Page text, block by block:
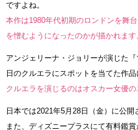
ですよね。
本作は1980年代初期のロンドンを舞
を憎むようになったのかが描かれます
アンジェリーナ・ジョリーが演じた
日のクルエラにスポットを当てた作品
クルエラを演じるのはオスカー女優の
日本では2021年5月28日（金）に公開
また、ディズニープラスにて有料鑑